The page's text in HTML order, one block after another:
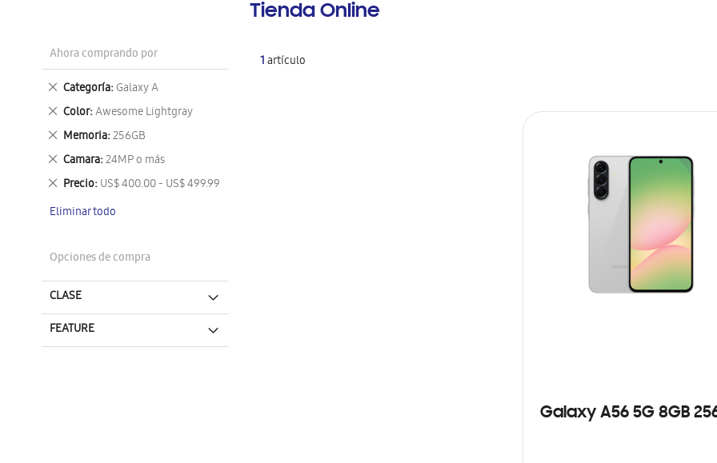
Tienda Online
1artículo
Galaxy A56 5G 8GB
Ahora comprando por
Categoría Galaxy A
Eliminar
este
artículo
Color Awesome Lightgray
Eliminar
este
artículo
Memoria 256GB
Eliminar
este
artículo
Camara 24MP o más
Eliminar
este
artículo
Precio US$ 400.00 - US$ 499.99
Eliminar
artículo
Eliminar todo
Opciones de compra
CLASE
FEATURE